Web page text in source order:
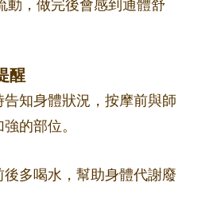
動，做完後會感到通體舒
醒
告知身體狀況，按摩前與師
的部位。
後多喝水，幫助身體代謝廢